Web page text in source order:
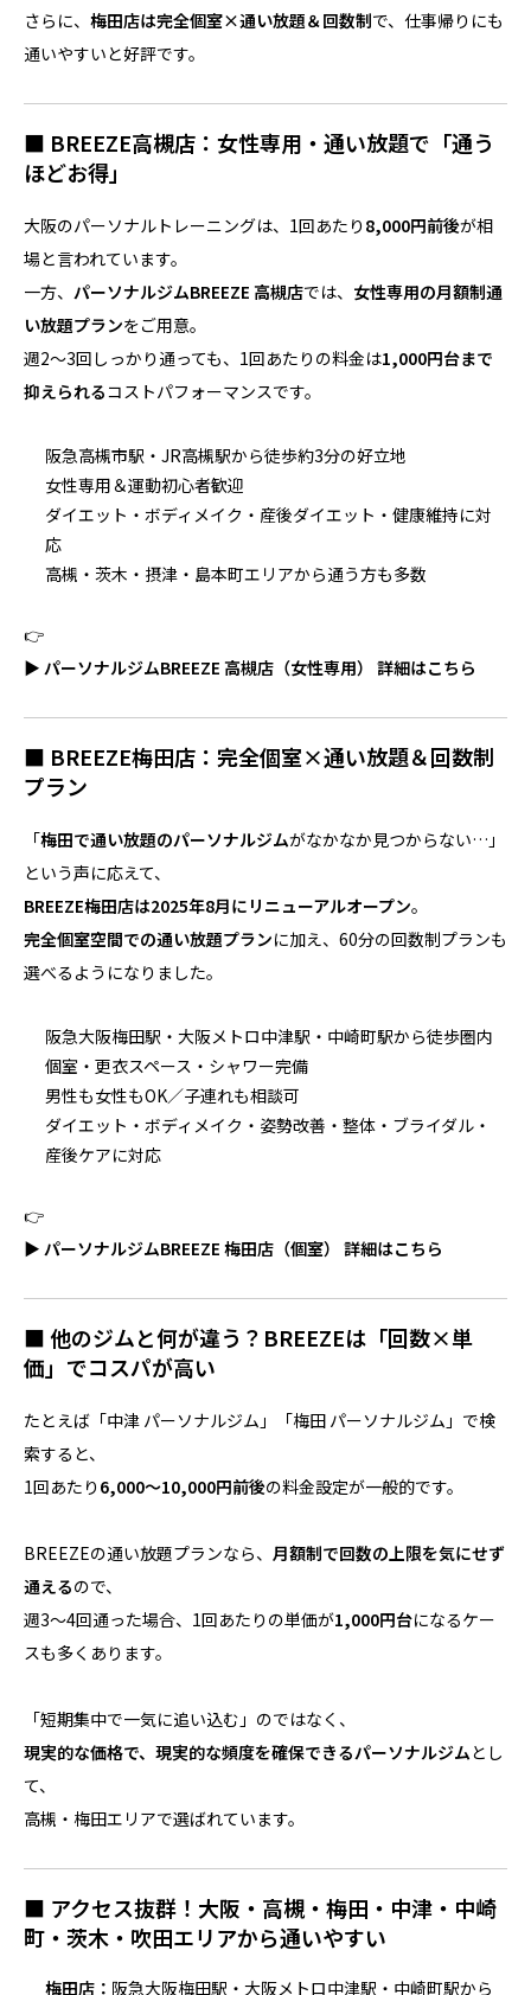
さらに、 梅田店は完全個室×通い放題＆回数制で、仕事帰りにも
通いやすいと好評です。
■ BREEZE高槻店：女性専用・通い放題で「通う
ほどお得」
大阪のパーソナルトレーニングは、1回あたり 8,000円前後が相
場と言われています。
一方、 パーソナルジムBREEZE 高槻店では、 女性専用の月額制通
い放題プランをご用意。
週2〜3回しっかり通っても、1回あたりの料金は1,000円台まで
抑えられるコストパフォーマンスです。
阪急高槻市駅・JR高槻駅から徒歩約3分の好立地
女性専用＆運動初心者歓迎
ダイエット・ボディメイク・産後ダイエット・健康維持に対
応
高槻・茨木・摂津・島本町エリアから通う方も多数
👉
▶ パーソナルジムBREEZE 高槻店（女性専用） 詳細はこちら
■ BREEZE梅田店：完全個室×通い放題＆回数制
プラン
「梅田で通い放題のパーソナルジムがなかなか見つからない…」
という声に応えて、
BREEZE梅田店は2025年8月にリニューアルオープン。
完全個室空間での通い放題プランに加え、60分の回数制プランも
選べるようになりました。
阪急大阪梅田駅・大阪メトロ中津駅・中崎町駅から徒歩圏内
個室・更衣スペース・シャワー完備
男性も女性もOK／子連れも相談可
ダイエット・ボディメイク・姿勢改善・整体・ブライダル・
産後ケアに対応
👉
▶ パーソナルジムBREEZE 梅田店（個室） 詳細はこちら
■ 他のジムと何が違う？BREEZEは「回数×単
価」でコスパが高い
たとえば「中津 パーソナルジム」「梅田 パーソナルジム」で検
索すると、
1回あたり 6,000〜10,000円前後の料金設定が一般的です。
BREEZEの通い放題プランなら、 月額制で回数の上限を気にせず
通えるので、
週3〜4回通った場合、1回あたりの単価が1,000円台になるケー
スも多くあります。
「短期集中で一気に追い込む」のではなく、
現実的な価格で、現実的な頻度を確保できるパーソナルジムとし
て、
高槻・梅田エリアで選ばれています。
■ アクセス抜群！大阪・高槻・梅田・中津・中崎
町・茨木・吹田エリアから通いやすい
梅田店： 阪急大阪梅田駅・大阪メトロ中津駅・中崎町駅から